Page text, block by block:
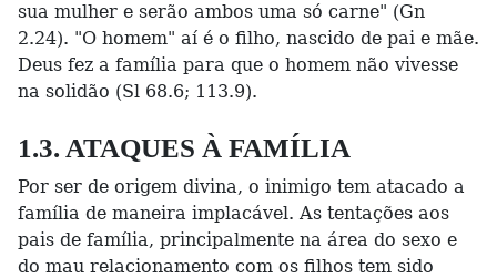
sua mulher e serão ambos uma só carne" (Gn
2.24). "O homem" aí é o filho, nascido de pai e mãe.
Deus fez a família para que o homem não vivesse
na solidão (Sl 68.6; 113.9).
1.3. ATAQUES À FAMÍLIA
Por ser de origem divina, o inimigo tem atacado a
família de maneira implacável. As tentações aos
pais de família, principalmente na área do sexo e
do mau relacionamento com os filhos tem sido